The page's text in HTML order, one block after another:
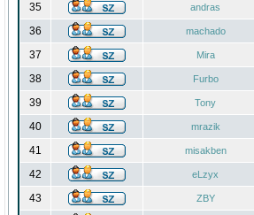
35 andras
36 machado
37 Mira
38 Furbo
39 Tony
40 mrazik
41 misakben
42 eLzyx
43 ZBY